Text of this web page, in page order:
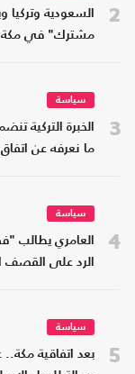
2
السعودية وتركيا
مشترك" في مكة
3
سياسة
الخبرة التركية
ما نعرفه عن
4
سياسة
العامري يطالب
الرد على
5
سياسة
بعد اتفاقية